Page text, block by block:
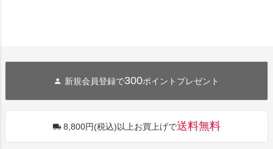
新規会員登録で300ポイントプレゼント
8,800円(税込)以上お買上げで送料無料